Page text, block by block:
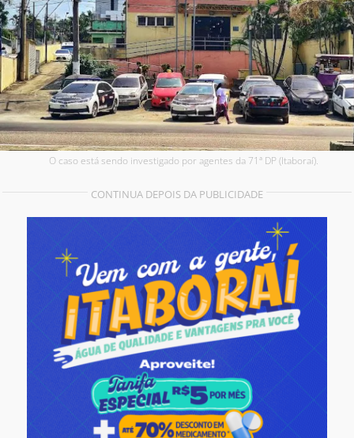
O caso está sendo investigado por agentes da 71ª DP (Itaboraí).
CONTINUA DEPOIS DA PUBLICIDADE